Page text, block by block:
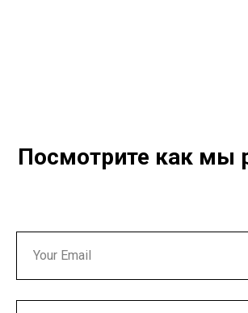
Посмотрите как мы